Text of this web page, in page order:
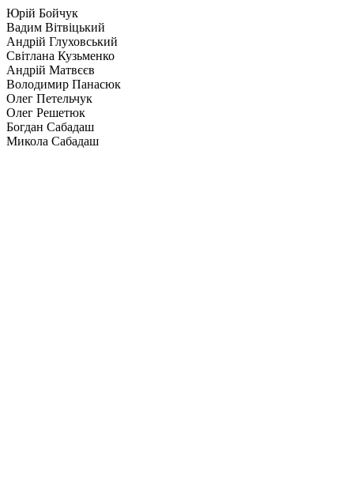
Юрій Бойчук
Вадим Вітвіцький
Андрій Глуховський
Світлана Кузьменко
Андрій Матвєєв
Володимир Панасюк
Олег Петельчук
Олег Решетюк
Богдан Сабадаш
Микола Сабадаш